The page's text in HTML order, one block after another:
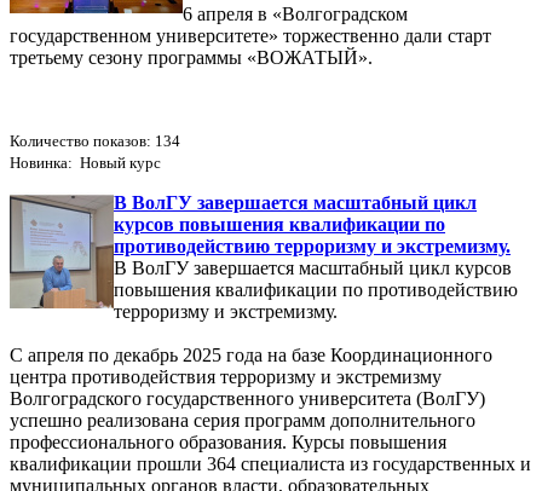
6 апреля в «Волгоградском
государственном университете» торжественно дали старт
третьему сезону программы «ВОЖАТЫЙ».
Количество показов: 134
Новинка: Новый курс
В ВолГУ завершается масштабный цикл
курсов повышения квалификации по
противодействию терроризму и экстремизму.
В ВолГУ завершается масштабный цикл курсов
повышения квалификации по противодействию
терроризму и экстремизму.
С апреля по декабрь 2025 года на базе Координационного
центра противодействия терроризму и экстремизму
Волгоградского государственного университета (ВолГУ)
успешно реализована серия программ дополнительного
профессионального образования. Курсы повышения
квалификации прошли 364 специалиста из государственных и
муниципальных органов власти, образовательных